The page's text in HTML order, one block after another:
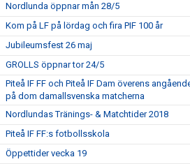
Nordlunda öppnar mån 28/5
Kom på LF på lördag och fira PIF 100 år
Jubileumsfest 26 maj
GROLLS öppnar tor 24/5
Piteå IF FF och Piteå IF Dam överens
på dom damallsvenska matcherna
Nordlundas Tränings- & Matchtider 2018
Piteå IF FF:s fotbollsskola
Öppettider vecka 19